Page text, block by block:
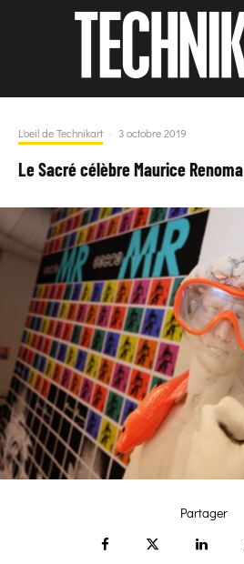
L'oeil de Technikart · 3 octobre 2019
Le Sacré célèbre Maurice Renoma
Partager